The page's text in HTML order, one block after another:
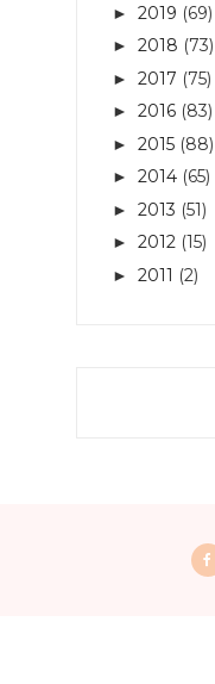
► 2019 (69)
► 2018 (73)
► 2017 (75)
► 2016 (83)
► 2015 (88)
► 2014 (65)
► 2013 (51)
► 2012 (15)
► 2011 (2)